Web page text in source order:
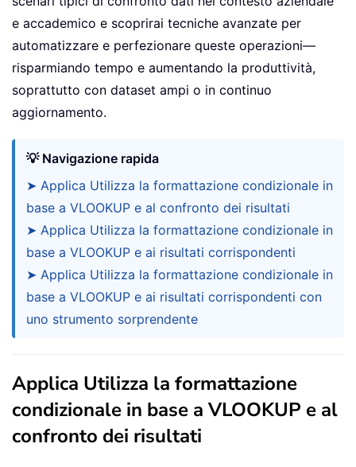
e accademico e scoprirai tecniche avanzate per
automatizzare e perfezionare queste operazioni—
risparmiando tempo e aumentando la produttività,
soprattutto con dataset ampi o in continuo
aggiornamento.
💡 Navigazione rapida
➤ Applica Utilizza la formattazione condizionale in
base a VLOOKUP e al confronto dei risultati
➤ Applica Utilizza la formattazione condizionale in
base a VLOOKUP e ai risultati corrispondenti
➤ Applica Utilizza la formattazione condizionale in
base a VLOOKUP e ai risultati corrispondenti con
uno strumento sorprendente
Applica Utilizza la formattazione
condizionale in base a VLOOKUP e al
confronto dei risultati